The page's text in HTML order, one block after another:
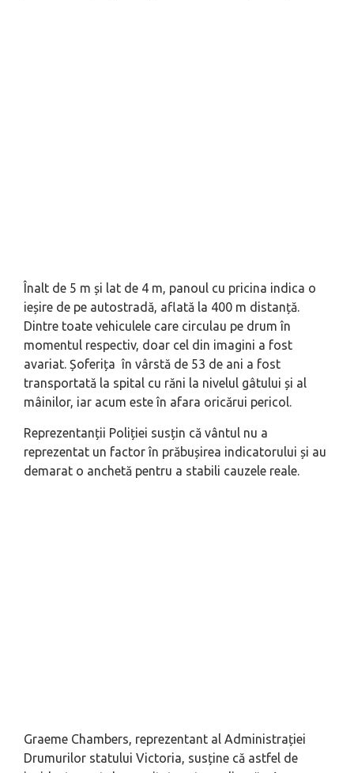
Înalt de 5 m și lat de 4 m, panoul cu pricina indica o
ieșire de pe autostradă, aflată la 400 m distanță.
Dintre toate vehiculele care circulau pe drum în
momentul respectiv, doar cel din imagini a fost
avariat. Șoferița în vârstă de 53 de ani a fost
transportată la spital cu răni la nivelul gâtului și al
mâinilor, iar acum este în afara oricărui pericol.
Reprezentanții Poliției susțin că vântul nu a
reprezentat un factor în prăbușirea indicatorului și au
demarat o anchetă pentru a stabili cauzele reale.
Graeme Chambers, reprezentant al Administrației
Drumurilor statului Victoria, susține că astfel de